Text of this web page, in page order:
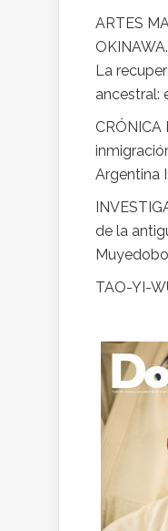
ARTES
La
ancestral:
CRÓNICA
Argentina
de la
TAO-YI-